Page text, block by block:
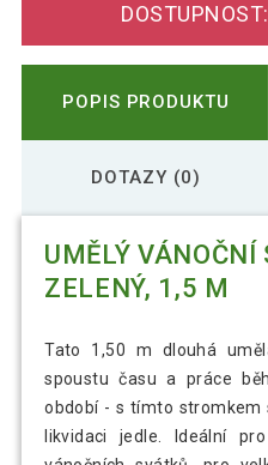
POPIS PRODUKTU
DOTAZY (0)
UMĚLÝ
ZELENÝ, 1,5 M
Tato 1,50 m dlouhá
spoustu času a práce
období - s tímto stromkem
likvidaci jedle. Ideální